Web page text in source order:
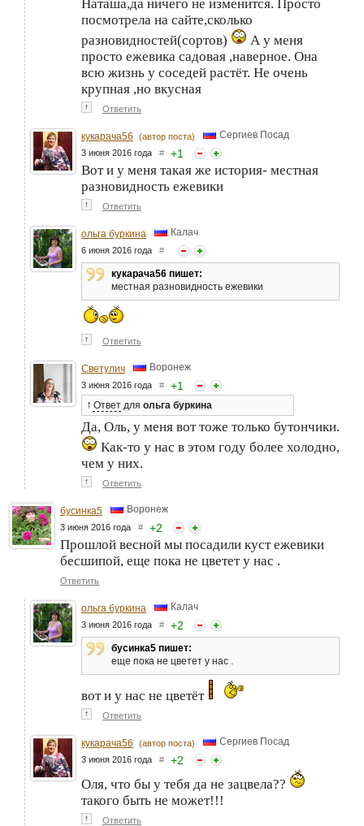
Наташа,да ничего не изменится. Просто
посмотрела на сайте,сколько
разновидностей(сортов)
А у меня
просто ежевика садовая ,наверное. Она
всю жизнь у соседей растёт. Не очень
крупная ,но вкусная
↑ Ответить
кукарача56 (автор поста) Сергиев Посад
3 июня 2016 года # +1
Вот и у меня такая же история- местная
разновидность ежевики
↑ Ответить
ольга буркина Калач
6 июня 2016 года #
кукарача56 пишет:
местная разновидность ежевики
↑ Ответить
Светулич Воронеж
3 июня 2016 года # +1
↑ Ответ для ольга буркина
Да, Оль, у меня вот тоже только бутончики.
Как-то у нас в этом году более холодно,
чем у них.
↑ Ответить
бусинка5 Воронеж
3 июня 2016 года # +2
Прошлой весной мы посадили куст ежевики
бесшипой, еще пока не цветет у нас .
Ответить
ольга буркина Калач
3 июня 2016 года # +2
бусинка5 пишет:
еще пока не цветет у нас .
вот и у нас не цветёт
↑ Ответить
кукарача56 (автор поста) Сергиев Посад
3 июня 2016 года # +2
Оля, что бы у тебя да не зацвела??
такого быть не может!!!
↑ Ответить